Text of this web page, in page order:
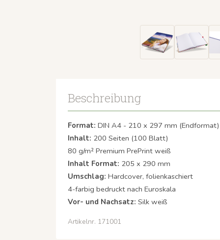
Beschreibung
Format: DIN A4 - 210 x 297 mm (Endformat)
Inhalt: 200 Seiten (100 Blatt)
80 g/m² Premium PrePrint weiß
Inhalt Format: 205 x 290 mm
Umschlag: Hardcover, folienkaschiert
4-farbig bedruckt nach Euroskala
Vor- und Nachsatz: Silk weiß
Artikelnr. 171001